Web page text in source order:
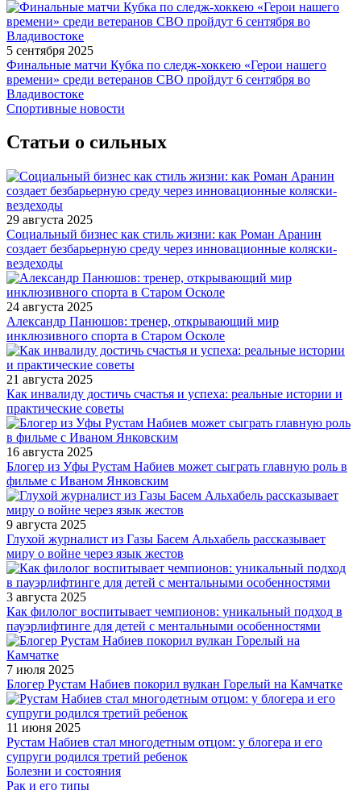
5 сентября 2025
Финальные матчи Кубка по следж-хоккею «Герои нашего
времени» среди ветеранов СВО пройдут 6 сентября во
Владивостоке
Спортивные новости
Статьи о сильных
29 августа 2025
Социальный бизнес как стиль жизни: как Роман Аранин
создает безбарьерную среду через инновационные коляски-
вездеходы
24 августа 2025
Александр Панюшов: тренер, открывающий мир
инклюзивного спорта в Старом Осколе
21 августа 2025
Как инвалиду достичь счастья и успеха: реальные истории и
практические советы
16 августа 2025
Блогер из Уфы Рустам Набиев может сыграть главную роль в
фильме с Иваном Янковским
9 августа 2025
Глухой журналист из Газы Басем Альхабель рассказывает
миру о войне через язык жестов
3 августа 2025
Как филолог воспитывает чемпионов: уникальный подход в
пауэрлифтинге для детей с ментальными особенностями
7 июля 2025
Блогер Рустам Набиев покорил вулкан Горелый на Камчатке
11 июня 2025
Рустам Набиев стал многодетным отцом: у блогера и его
супруги родился третий ребенок
Болезни и состояния
Рак и его типы